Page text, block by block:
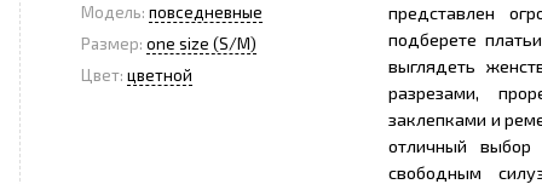
Модель: повседневные
Размер: one size (S/M)
Цвет: цветной
представлен
подберете
выглядеть
разрезами,
заклепками и
отличный
свободным